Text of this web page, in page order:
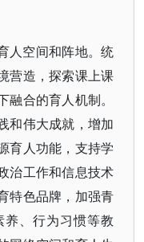
人空间和阵地。统
营造，探索课上课
合的育人机制。
和伟大成就，增加
育人功能，支持学
治工作和信息技术
特色品牌，加强青
、行为习惯等教